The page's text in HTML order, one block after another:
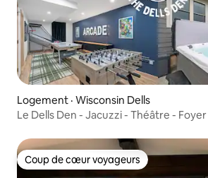
Logement · Wisconsin Dells
Le Dells Den - Jacuzzi - Théâtre - Foyer
Coup de cœur voyageurs
Coup de cœur voyageurs